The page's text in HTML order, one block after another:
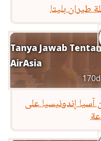
طيران بليتا
Tanya Jawab
AirAsia
170d
إندونيسيا على